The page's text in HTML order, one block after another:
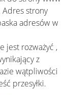
strony
adresów w
jest rozważyć ,
z
wątpliwości
przesyłki.